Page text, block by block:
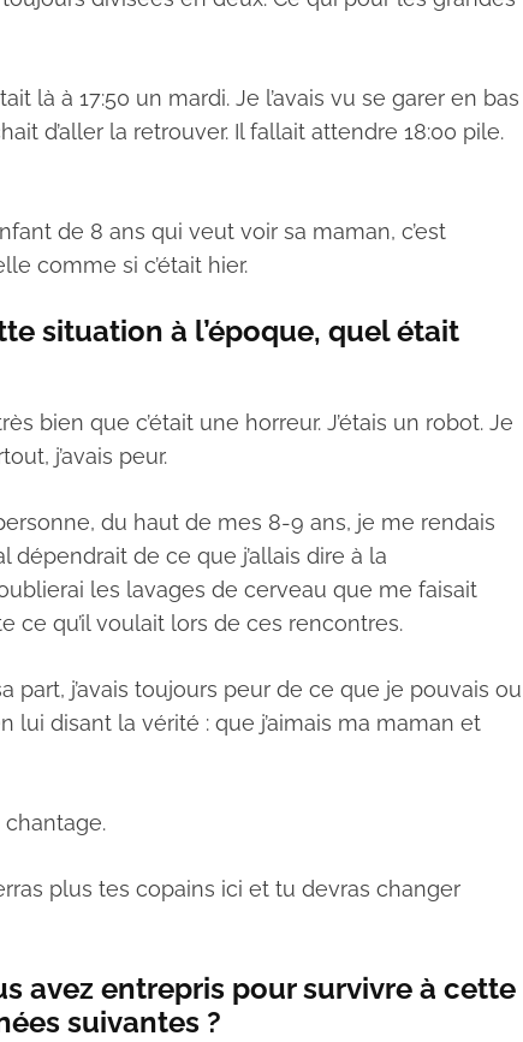
là à 17:50 un mardi. Je l’avais vu se garer en bas
d’aller la retrouver. Il fallait attendre 18:00 pile.
de 8 ans qui veut voir sa maman, c’est
comme si c’était hier.
situation à l’époque, quel était
bien que c’était une horreur. J’étais un robot. Je
j’avais peur.
du haut de mes 8-9 ans, je me rendais
de ce que j’allais dire à la
les lavages de cerveau que me faisait
ce qu’il voulait lors de ces rencontres.
part, j’avais toujours peur de ce que je pouvais ou
lui disant la vérité : que j’aimais ma maman et
plus tes copains ici et tu devras changer
avez entrepris pour survivre à cette
suivantes ?